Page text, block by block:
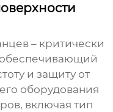
– критически
обеспечивающий
и защиту от
оборудования
включая тип